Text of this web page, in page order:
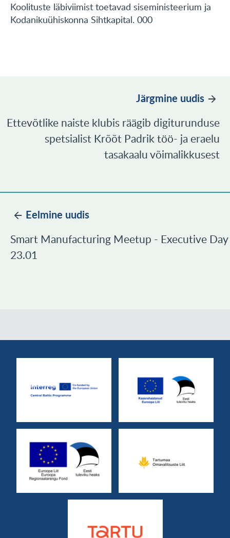
Koolituste läbiviimist toetavad siseministeerium ja
Kodanikuühiskonna Sihtkapital. 000
Järgmine uudis
Ettevõtlike naiste klubis räägib digiturunduse
spetsialist Krõõt Padrik töö- ja eraelu
tasakaalu võimalikkusest
Eelmine uudis
Smart Manufacturing Meetup - Executive Day
23.01